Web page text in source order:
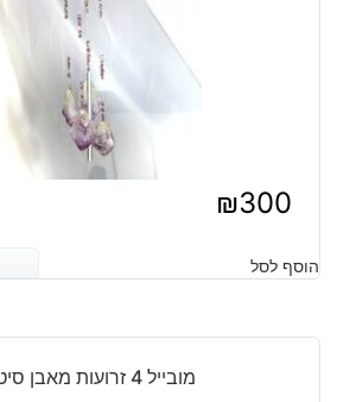
₪300
הוסף לסל
מובייל 4 זרועות מאבן סיטרין